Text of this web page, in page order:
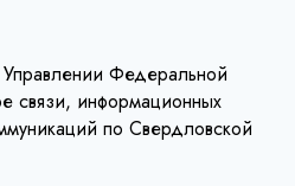
Управлении Федеральной
связи, информационных
по Свердловской